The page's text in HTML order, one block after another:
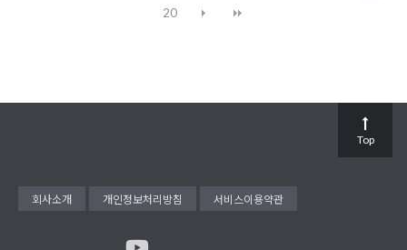
20
회사소개 개인정보처리방침 서비스이용약관
Top